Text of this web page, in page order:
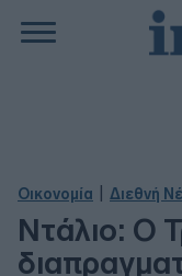
Οικονομία Διεθνή
Ντάλιο: Ο